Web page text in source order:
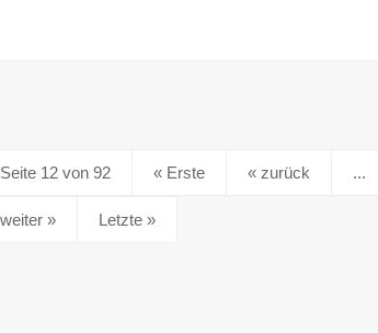
Seite 12 von 92 « Erste « ...
» Letzte »